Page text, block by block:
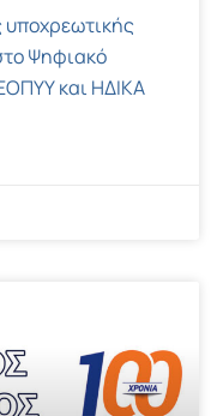
υποχρεωτικής
Ψηφιακό
και ΗΔΙΚΑ